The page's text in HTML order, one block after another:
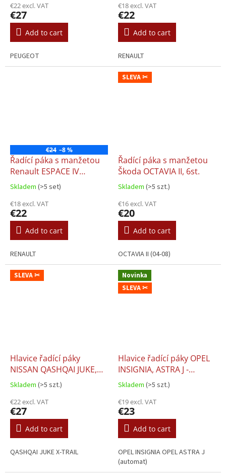
€22 excl. VAT
€27
Add to cart
PEUGEOT
€18 excl. VAT
€22
Add to cart
RENAULT
€24 –8 %
Řadící páka s manžetou
Renault ESPACE IV
MEGANE II, 5st.
Skladem (>5 set)
€18 excl. VAT
€22
Add to cart
RENAULT
SLEVA ✂
Řadící páka s manžetou
Škoda OCTAVIA II, 6st.
Skladem (>5 szt.)
€16 excl. VAT
€20
Add to cart
OCTAVIA II (04-08)
SLEVA ✂
Hlavice řadící páky
NISSAN QASHQAI JUKE,
6st.
Skladem (>5 szt.)
€22 excl. VAT
€27
Add to cart
QASHQAI JUKE X-TRAIL
Novinka
SLEVA ✂
Hlavice řadící páky OPEL
INSIGNIA, ASTRA J -
automat
Skladem (>5 szt.)
€19 excl. VAT
€23
Add to cart
OPEL INSIGNIA OPEL ASTRA J
(automat)